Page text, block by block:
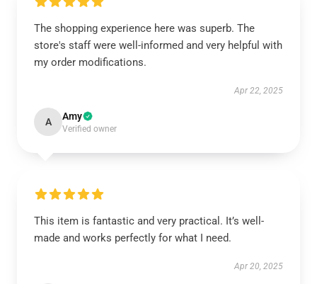
The shopping experience here was superb. The
store's staff were well-informed and very helpful with
my order modifications.
Apr 22, 2025
A Amy
Verified owner
This item is fantastic and very practical. It’s well-
made and works perfectly for what I need.
Apr 20, 2025